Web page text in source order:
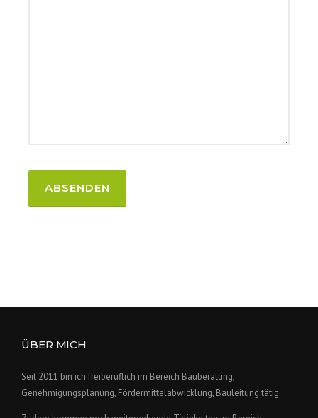
ÜBER MICH
Seit 2011 bin ich freiberuflich im Bereich Bauberatung,
Genehmigungsplanung, Fördermittelabwicklung, Bauleitung tätig.